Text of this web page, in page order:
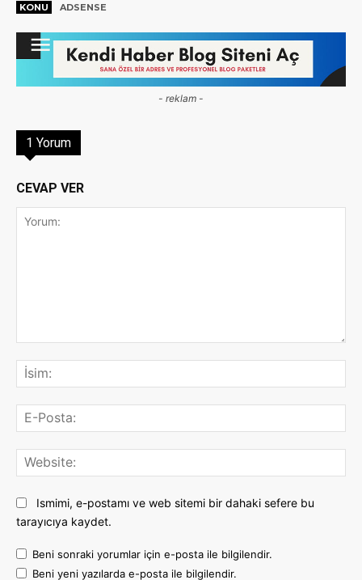
KONU ADSENSE
- reklam -
1 Yorum
CEVAP VER
Ismimi, e-postamı ve web sitemi bir dahaki sefere bu
tarayıcıya kaydet.
Beni sonraki yorumlar için e-posta ile bilgilendir.
Beni yeni yazılarda e-posta ile bilgilendir.